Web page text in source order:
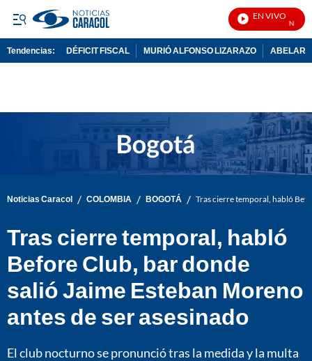
EN VIVO
Noticias
Tendencias: DÉFICIT FISCAL MURIÓ ALFONSO LIZARAZO
Noticias Caracol / COLOMBIA / BOGOTÁ / Tras cierre temporal, habló
Tras cierre temporal, habló
Before Club, bar donde
salió Jaime Esteban Moreno
antes de ser asesinado
El club nocturno se pronunció tras la medida y la multa